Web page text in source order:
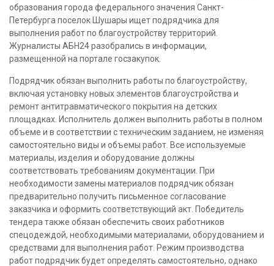
образования города федерального значения Санкт-
Петербурга поселок Шушары ищет подрядчика для
выполнения работ по благоустройству территорий.
Журналисты АБН24 разобрались в информации,
размещенной на портале госзакупок.
Подрядчик обязан выполнить работы по благоустройству,
включая установку новых элементов благоустройства и
ремонт антитравматического покрытия на детских
площадках. Исполнитель должен выполнить работы в полном
объеме и в соответствии с техническим заданием, не изменяя
самостоятельно виды и объемы работ. Все используемые
материалы, изделия и оборудование должны
соответствовать требованиям документации. При
необходимости замены материалов подрядчик обязан
предварительно получить письменное согласование
заказчика и оформить соответствующий акт. Победитель
тендера также обязан обеспечить своих работников
спецодеждой, необходимыми материалами, оборудованием и
средствами для выполнения работ. Режим производства
работ подрядчик будет определять самостоятельно, однако